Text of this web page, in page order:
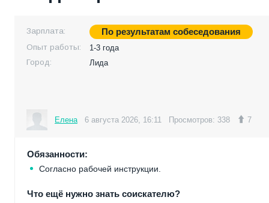
Зарплата: По результатам собеседования
Опыт работы:
1-3 года
Город:
Лида
Елена 6 августа 2026, 16:11 Просмотров: 338 7
Обязанности:
Согласно рабочей инструкции.
Что ещё нужно знать соискателю?